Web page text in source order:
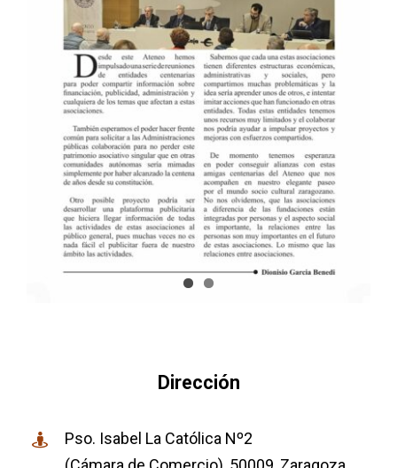
Dirección
Pso. Isabel La Católica Nº2